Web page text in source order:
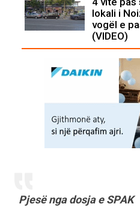
lokali i
vogël e
(VIDEO)
Pjesë nga dosja e SPAK